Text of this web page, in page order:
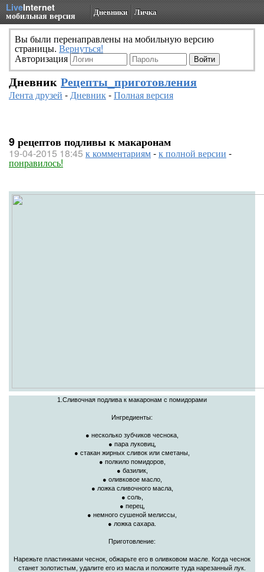
LiveInternet
мобильная версия Дневники Личка
Вы были перенаправлены на мобильную версию
страницы. Вернуться!
Авторизация
Дневник Рецепты_приготовления
Лента друзей -Дневник-Полная версия
9 рецептов подливы к макаронам
19-04-2015 18:45 к комментариям-к полной версии -
понравилось!
1.Сливочная подлива к макаронам с помидорами
Ингредиенты:
● несколько зубчиков чеснока,
● пара луковиц,
● стакан жирных сливок или сметаны,
● полкило помидоров,
● базилик,
● оливковое масло,
● ложка сливочного масла,
● соль,
● перец,
● немного сушеной мелиссы,
● ложка сахара.
Приготовление:
Нарежьте пластинками чеснок, обжарьте его в оливковом масле. Когда чеснок
станет золотистым, удалите его из масла и положите туда нарезанный лук.